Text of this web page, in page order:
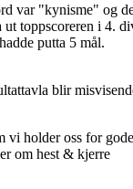
var "kynisme" og
toppscoreren i 4.
putta 5 mål.
blir
vi holder oss for gode
om hest & kjerre